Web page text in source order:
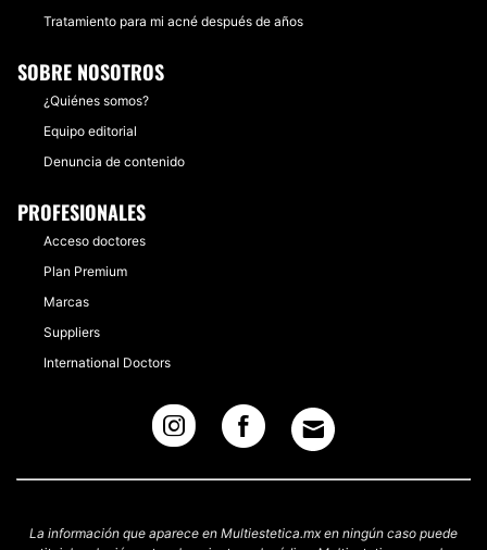
Tratamiento para mi acné después de años
SOBRE NOSOTROS
¿Quiénes somos?
Equipo editorial
Denuncia de contenido
PROFESIONALES
Acceso doctores
Plan Premium
Marcas
Suppliers
International Doctors
La información que aparece en Multiestetica.mx en ningún caso puede